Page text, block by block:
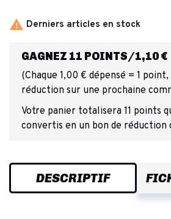
 Derniers articles en stock
GAGNEZ 11 POINTS/1,10 €
(Chaque 1,00 € dépensé = 1
réduction sur une prochaine
Votre panier totalisera 11 points
convertis en un bon de réduction
DESCRIPTIF